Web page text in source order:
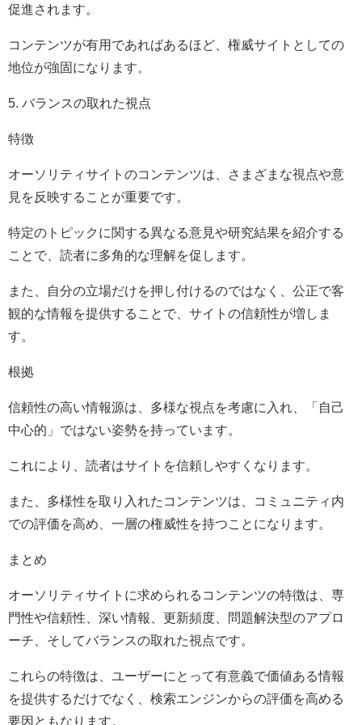
促進されます。
コンテンツが有用であればあるほど、権威サイトとしての
地位が強固になります。
5. バランスの取れた視点
特徴
オーソリティサイトのコンテンツは、さまざまな視点や意
見を反映することが重要です。
特定のトピックに関する異なる意見や研究結果を紹介する
ことで、読者に多角的な理解を促します。
また、自分の立場だけを押し付けるのではなく、公正で客
観的な情報を提供することで、サイトの信頼性が増しま
す。
根拠
信頼性の高い情報源は、多様な視点を考慮に入れ、「自己
中心的」ではない姿勢を持っています。
これにより、読者はサイトを信頼しやすくなります。
また、多様性を取り入れたコンテンツは、コミュニティ内
での評価を高め、一層の権威性を持つことになります。
まとめ
オーソリティサイトに求められるコンテンツの特徴は、専
門性や信頼性、深い情報、更新頻度、問題解決型のアプロ
ーチ、そしてバランスの取れた視点です。
これらの特徴は、ユーザーにとって有意義で価値ある情報
を提供するだけでなく、検索エンジンからの評価を高める
要因ともなります。